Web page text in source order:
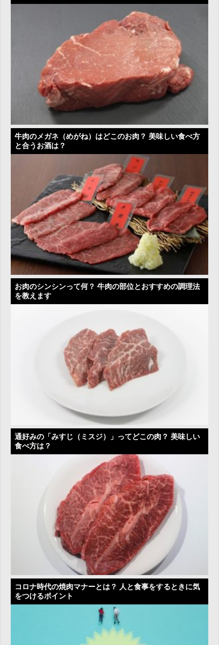
牛肉のメガネ（めがね）はどこのお肉？ 美味しい食べ方
と合うお酒は？
お肉のシンシンって何？ 牛肉の部位とおすすめの調理法
を教えます
通好みの「みすじ（ミスジ）」ってどこの肉？ 美味しい
食べ方は？
コロナ時代の焼肉マナーとは？ 人と食事をするときに気
をつけるポイント